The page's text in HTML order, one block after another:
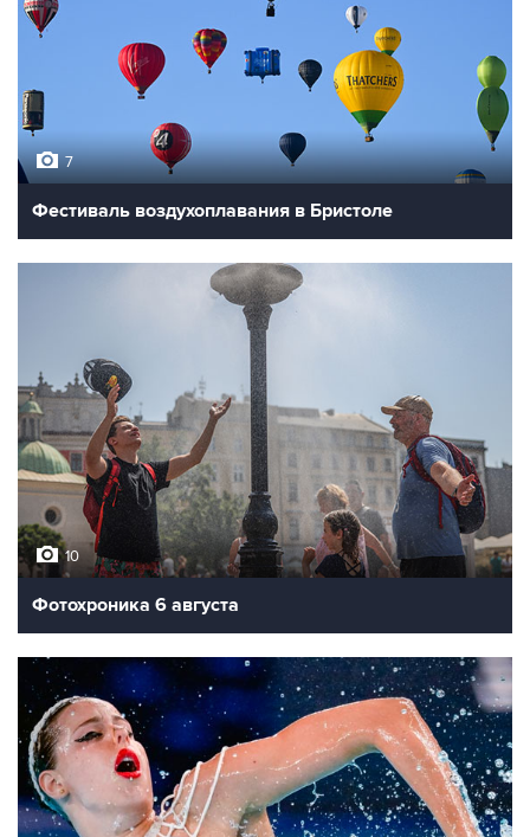
7
Фестиваль воздухоплавания в Бристоле
10
Фотохроника 6 августа